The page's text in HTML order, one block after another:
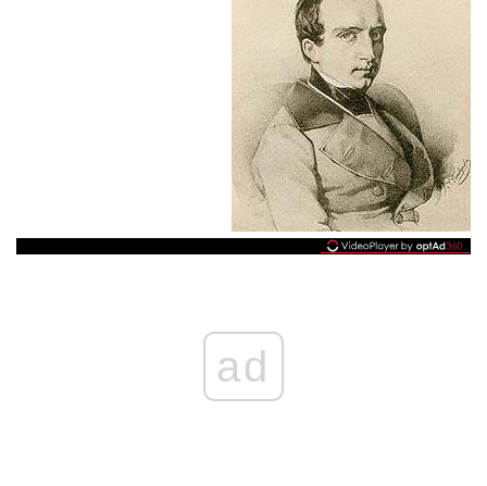
ad